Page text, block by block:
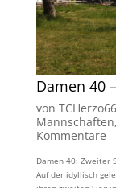
Damen 40
von
Mannschaften,
Kommentare
Damen 40: Zweiter
Auf der idyllisch